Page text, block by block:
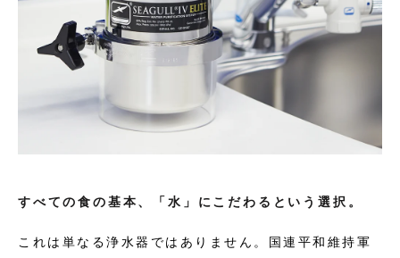
すべての食の基本、「水」にこだわるという選択。
これは単なる浄水器ではありません。国連平和維持軍